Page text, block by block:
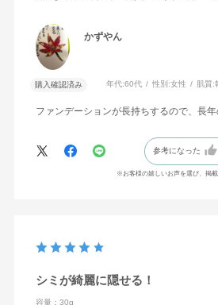
かずやん
購入確認済み 年代:60代 性別:女性 肌質:
ファンデーションが長持ちするので、長
参考になった
※お客様の嬉しいお声を選び、掲
シミが綺麗に隠せる！
容量：30g